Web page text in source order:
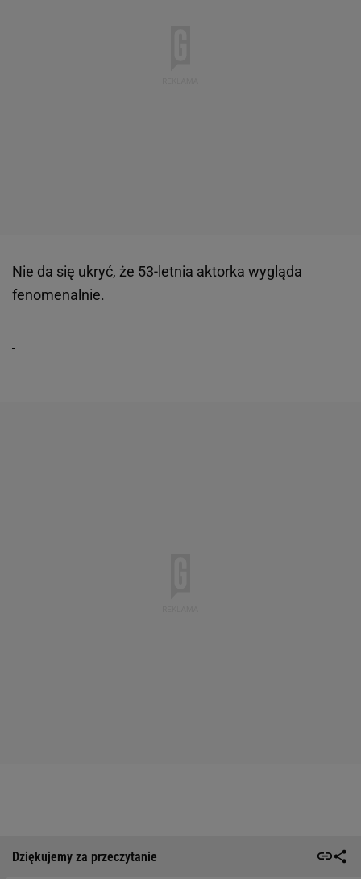
Nie da się ukryć, że 53-letnia aktorka wygląda
fenomenalnie.
Dziękujemy za przeczytanie